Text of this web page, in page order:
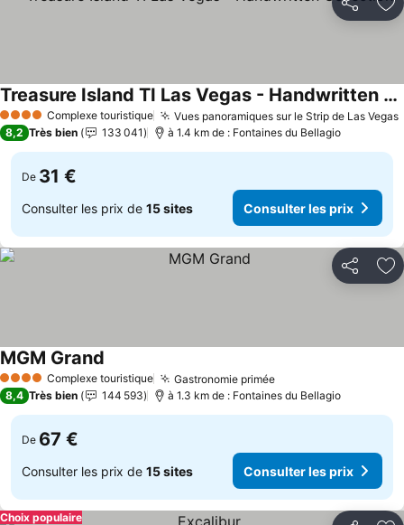
Partager
4 Étoiles Complexe touristique Vues panoramiques sur le Strip de Las Vegas
Treasure Island TI Las Vegas - Handwritten Collection
Consulter les prix
8,2 Très bien 133 041 à 1.4 km de : Fontaines du Bellagio
De 31 €
Consulter les prix de 15 sites Consulter les prix
Partager
4 Étoiles Complexe touristique Gastronomie priméeConsulter les prix
MGM Grand
8,4 Très bien 144 593 à 1.3 km de : Fontaines du Bellagio
De 67 €
Consulter les prix de 15 sites Consulter les prix
Choix populaire